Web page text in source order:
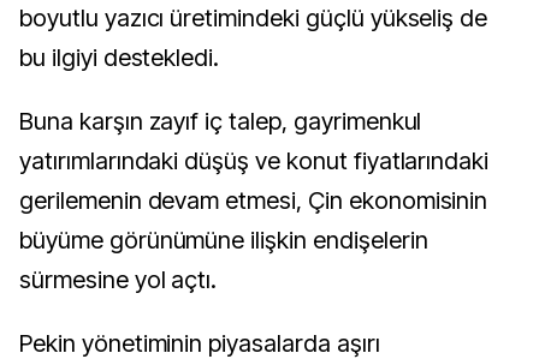
boyutlu yazıcı üretimindeki güçlü yükseliş de
bu ilgiyi destekledi.
Buna karşın zayıf iç talep, gayrimenkul
yatırımlarındaki düşüş ve konut fiyatlarındaki
gerilemenin devam etmesi, Çin ekonomisinin
büyüme görünümüne ilişkin endişelerin
sürmesine yol açtı.
Pekin yönetiminin piyasalarda aşırı